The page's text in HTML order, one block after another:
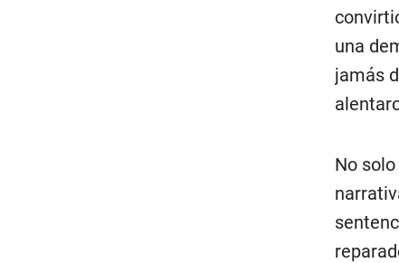
una
jamás
No